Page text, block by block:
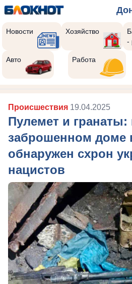
Новости Хозяйство
-
Авто Работа
Происшествия 19.04.2025
Пулемет и гранаты:
заброшенном доме
обнаружен схрон
нацистов